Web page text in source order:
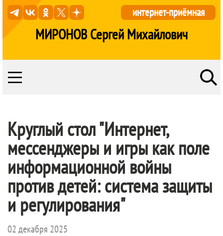
МИРОНОВ Сергей Михайлович
интернет-приёмная
Круглый стол "Интернет,
мессенджеры и игры как поле
информационной войны
против детей: система защиты
и регулирования"
02 декабря 2025